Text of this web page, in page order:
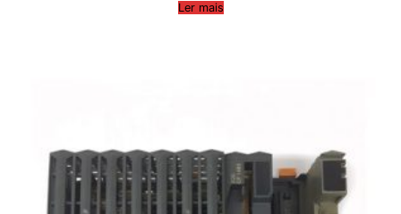
Ler mais